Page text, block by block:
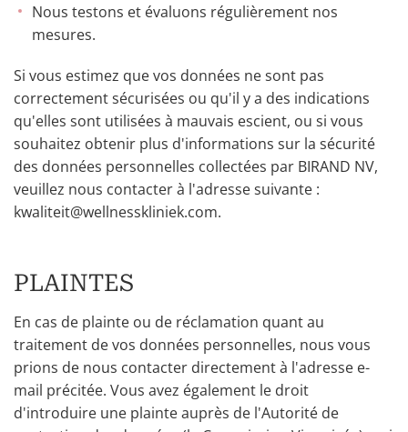
Nous testons et évaluons régulièrement nos
mesures.
Si vous estimez que vos données ne sont pas
correctement sécurisées ou qu'il y a des indications
qu'elles sont utilisées à mauvais escient, ou si vous
souhaitez obtenir plus d'informations sur la sécurité
des données personnelles collectées par BIRAND NV,
veuillez nous contacter à l'adresse suivante :
kwaliteit@wellnesskliniek.com.
PLAINTES
En cas de plainte ou de réclamation quant au
traitement de vos données personnelles, nous vous
prions de nous contacter directement à l'adresse e-
mail précitée. Vous avez également le droit
d'introduire une plainte auprès de l'Autorité de